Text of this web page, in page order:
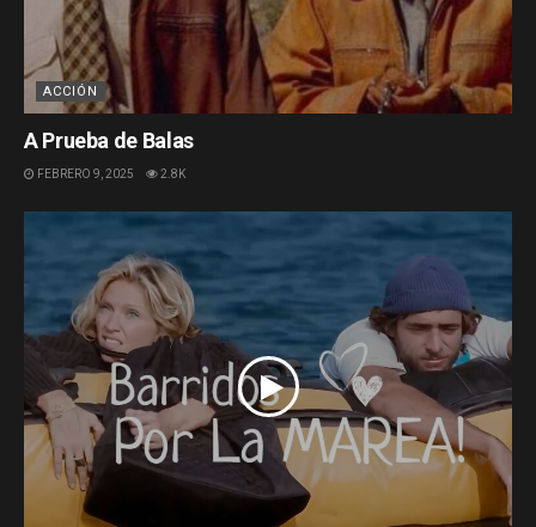
ACCIÓN
A Prueba de Balas
FEBRERO 9, 2025 2.8K